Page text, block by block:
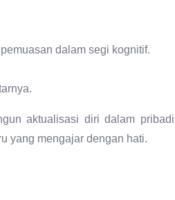
dalam segi kognitif.
aktualisasi diri dalam pribadi
yang mengajar dengan hati.